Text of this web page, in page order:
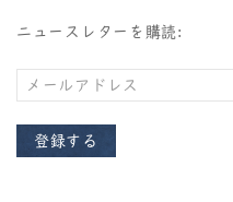
ニュースレターを購読:
登録する